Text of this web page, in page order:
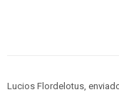
Lucios Flordelotus,